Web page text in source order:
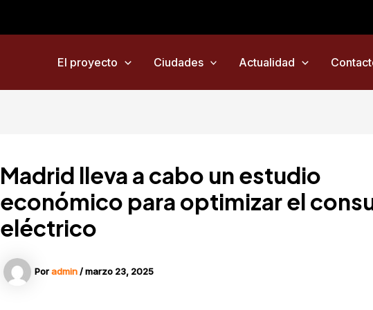
El proyecto
Ciudades Actualidad
Madrid lleva a cabo un estudio
económico para optimizar el
eléctrico
Poradmin/marzo 23, 2025